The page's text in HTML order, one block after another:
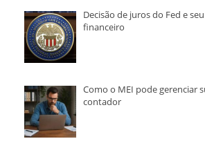
Decisão de juros do Fed e
financeiro
Como o MEI pode gerenciar
contador